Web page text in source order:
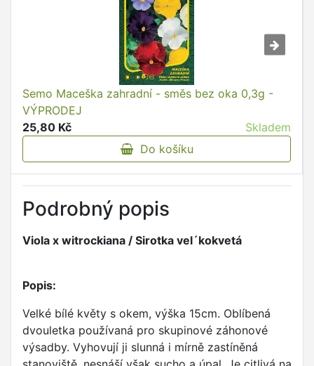
Semo Maceška zahradní - směs bez oka 0,3g -
VÝPRODEJ
25,80 Kč
Skladem
Do košíku
Podrobný popis
Viola x witrockiana / Sirotka vel´kokvetá
Popis:
Velké bílé květy s okem, výška 15cm. Oblíbená
dvouletka používaná pro skupinové záhonové
výsadby. Vyhovují ji slunná i mírně zastíněná